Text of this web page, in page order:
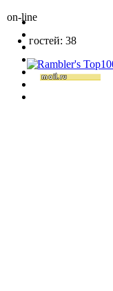
on-line
гостей: 38